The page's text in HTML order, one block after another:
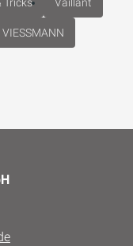
Tricks Vaillant
VIESSMANN